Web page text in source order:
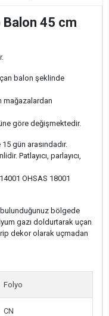
Balon 45 cm
balon şeklinde
mağazalardan
göre değişmektedir.
gün arasındadır.
Patlayıcı, parlayıcı,
OHSAS 18001
bulunduğunuz bölgede
gazı doldurtarak uçan
dekor olarak uçmadan
Folyo
CN